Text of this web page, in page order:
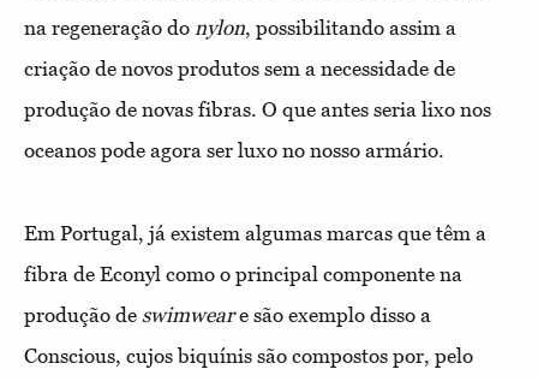
na regeneração do nylon, possibilitando assim a
criação de novos produtos sem a necessidade de
produção de novas fibras. O que antes seria lixo nos
oceanos pode agora ser luxo no nosso armário.
Em Portugal, já existem algumas marcas que têm a
fibra de Econyl como o principal componente na
produção de swimweare são exemplo disso a
Conscious, cujos biquínis são compostos por, pelo